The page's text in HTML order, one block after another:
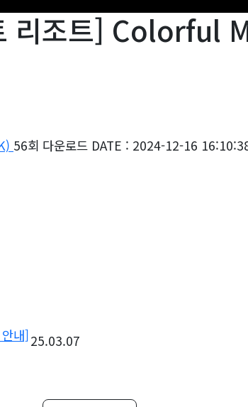
리조트] Colorful
56회 다운로드 DATE : 2024-12-16
내] 25.03.07